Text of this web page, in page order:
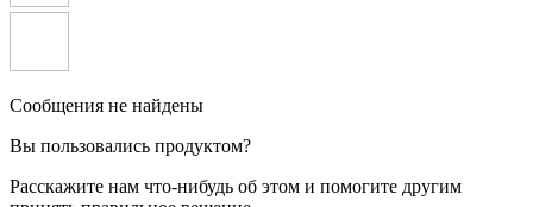
Сообщения не найдены
Вы пользовались продуктом?
Расскажите нам что-нибудь об этом и помогите другим